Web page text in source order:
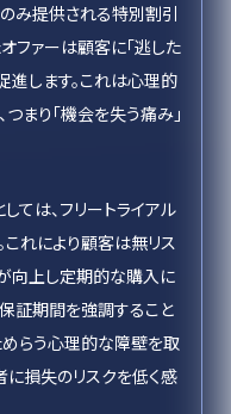
み提供される特別割引
ファーは顧客に「逃した
進します。これは心理的
まり「機会を失う痛み」
は、フリートライアル
れにより顧客は無リス
向上し定期的な購入に
証期間を強調すること
めらう心理的な障壁を取
に損失のリスクを低く感